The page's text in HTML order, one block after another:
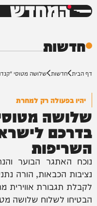
המחדש
חדשות
דף הבית חדשות שלושה מטוסי
יהיו בפעולה רק למחרת
שלושה
בדרכם
השריפות
נוכח האתגר הבוער
נציבות הכבאות, הורה
לקבלת תגבורת אווירית
הבטיחו לשלוח שלושה